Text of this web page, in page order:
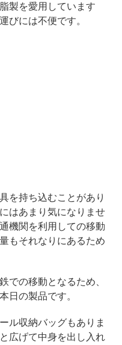
製を愛用しています
びには不便です。
を持ち込むことがあり
はあまり気になりませ
機関を利用しての移動
もそれなりにあるため
での移動となるため、
日の製品です。
ル収納バッグもありま
広げて中身を出し入れ